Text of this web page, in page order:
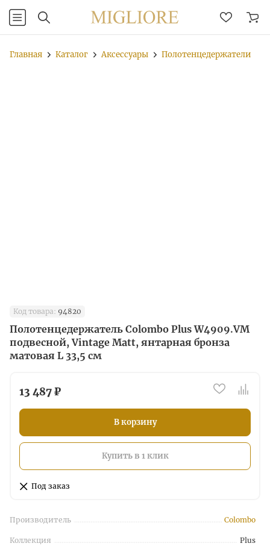
Главная Каталог Аксессуары Полотенцедержатели
Код товара: 94820
Полотенцедержатель Colombo Plus W4909.VM
подвесной, Vintage Matt, янтарная бронза
матовая L 33,5 см
13 487 ₽
В корзину
Купить в 1 клик
Под заказ
Производитель Colombo
Коллекция Plus